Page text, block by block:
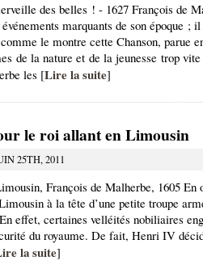
des belles ! - 1627 François de
marquants de son époque ; il
le montre cette Chanson, parue
de la nature et de la jeunesse trop
les [Lire la suite]
le roi allant en Limousin
25TH, 2011
François de Malherbe, 1605 En
à la tête d’une petite troupe
effet, certaines velléités nobiliaires
du royaume. De fait, Henri IV
la suite]